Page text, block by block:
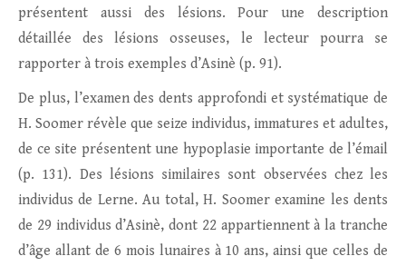
présentent aussi des lésions. Pour une description
détaillée des lésions osseuses, le lecteur pourra se
rapporter à trois exemples d’Asinè (p. 91).
De plus, l’examen des dents approfondi et systématique de
H. Soomer révèle que seize individus, immatures et adultes,
de ce site présentent une hypoplasie importante de l’émail
(p. 131). Des lésions similaires sont observées chez les
individus de Lerne. Au total, H. Soomer examine les dents
de 29 individus d’Asinè, dont 22 appartiennent à la tranche
d’âge allant de 6 mois lunaires à 10 ans, ainsi que celles de